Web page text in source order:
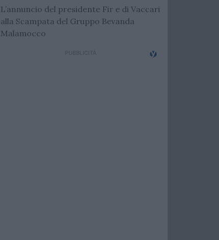
L’annuncio del presidente Fir e di Vaccari
alla Scampata del Gruppo Bevanda
Malamocco